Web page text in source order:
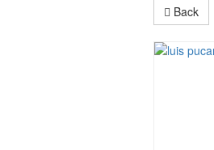
Back